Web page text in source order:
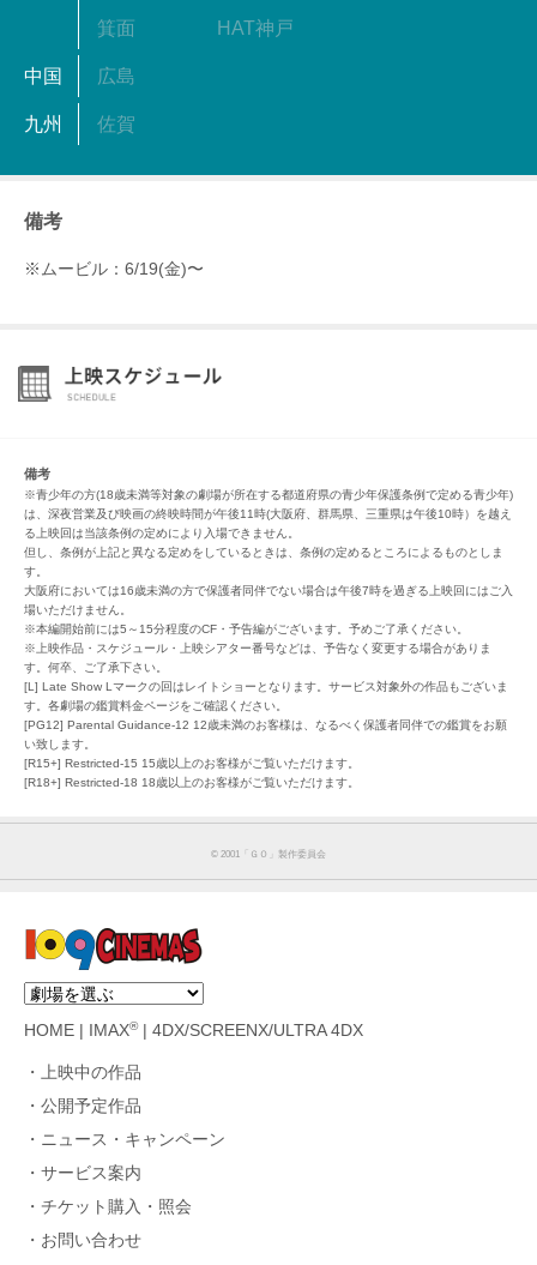
箕面 HAT神戸
中国 広島
九州 佐賀
備考
※ムービル：6/19(金)〜
備考
※青少年の方(18歳未満等対象の劇場が所在する都道府県の青少年保護条例で定める青少年)
は、深夜営業及び映画の終映時間が午後11時(大阪府、群馬県、三重県は午後10時）を越え
る上映回は当該条例の定めにより入場できません。
但し、条例が上記と異なる定めをしているときは、条例の定めるところによるものとしま
す。
大阪府においては16歳未満の方で保護者同伴でない場合は午後7時を過ぎる上映回にはご入
場いただけません。
※本編開始前には5～15分程度のCF・予告編がございます。予めご了承ください。
※上映作品・スケジュール・上映シアター番号などは、予告なく変更する場合がありま
す。何卒、ご了承下さい。
[L] Late Show Lマークの回はレイトショーとなります。サービス対象外の作品もございま
す。各劇場の鑑賞料金ページをご確認ください。
[PG12] Parental Guidance-12 12歳未満のお客様は、なるべく保護者同伴での鑑賞をお願
い致します。
[R15+] Restricted-15 15歳以上のお客様がご覧いただけます。
[R18+] Restricted-18 18歳以上のお客様がご覧いただけます。
©︎ 2001「ＧＯ」製作委員会
HOME IMAX®| 4DX/SCREENX/ULTRA 4DX
上映中の作品
公開予定作品
ニュース・キャンペーン
サービス案内
チケット購入・照会
お問い合わせ